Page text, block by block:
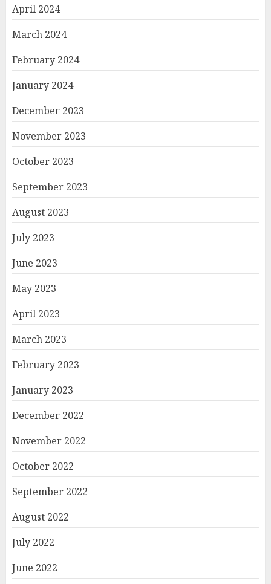
April 2024
March 2024
February 2024
January 2024
December 2023
November 2023
October 2023
September 2023
August 2023
July 2023
June 2023
May 2023
April 2023
March 2023
February 2023
January 2023
December 2022
November 2022
October 2022
September 2022
August 2022
July 2022
June 2022